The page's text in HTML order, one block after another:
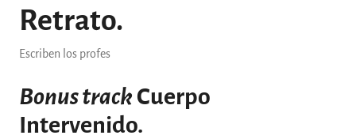
Retrato.
Escriben los profes
Bonus track Cuerpo
Intervenido.